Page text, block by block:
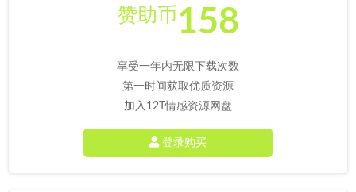
赞助币 158
享受一年内无限下载次数
第一时间获取优质资源
加入12T情感资源网盘
登录购买